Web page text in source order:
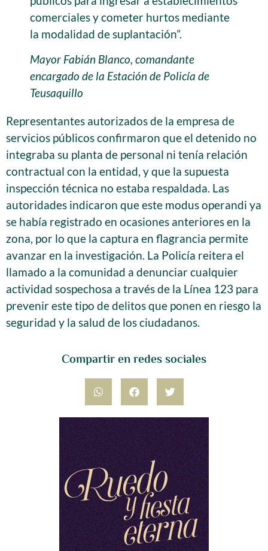
Compartir en redes sociales
comerciales y cometer hurtos mediante
la modalidad de suplantación”.
Mayor Fabián Blanco, comandante
encargado de la Estación de Policía de
Teusaquillo
Representantes autorizados de la empresa de
servicios públicos confirmaron que el detenido no
integraba su planta de personal ni tenía relación
contractual con la entidad, y que la supuesta
inspección técnica no estaba respaldada. Las
autoridades indicaron que este modus operandi ya
se había registrado en ocasiones anteriores en la
zona, por lo que la captura en flagrancia permite
avanzar en la investigación. La Policía reitera el
llamado a la comunidad a denunciar cualquier
actividad sospechosa a través de la Línea 123 para
prevenir este tipo de delitos que ponen en riesgo la
seguridad y la salud de los ciudadanos.